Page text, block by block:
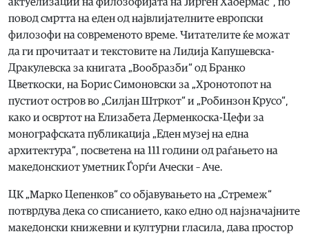
повод смртта на еден од највлијателните европски
филозофи на современото време. Читателите ќе можат
да ги прочитаат и текстовите на Лидија Капушевска-
Дракулевска за книгата „Вообразби“ од Бранко
Цветкоски, на Борис Симоновски за „Хронотопот на
пустиот остров во „Силјан Штркот“ и „Робинзон Крусо“,
како и освртот на Елизабета Дерменкоска-Цефи за
монографската публикација „Еден музеј на една
архитектура“, посветена на 111 години од раѓањето на
македонскиот уметник Ѓорѓи Ачески – Аче.
ЦК „Марко Цепенков“ со објавувањето на „Стремеж“
потврдува дека со списанието, како едно од најзначајните
македонски книжевни и културни гласила, дава простор